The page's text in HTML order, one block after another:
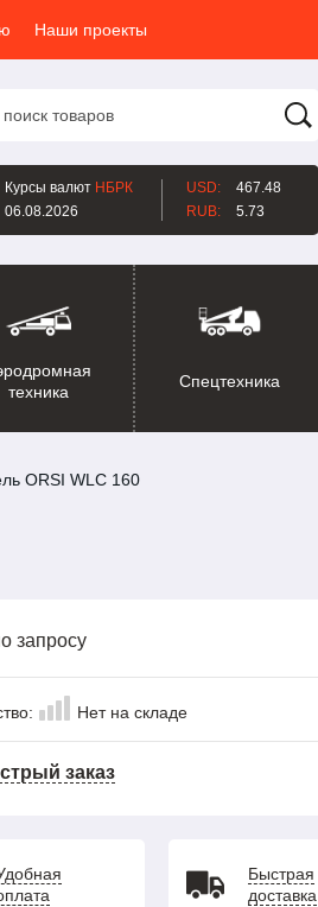
Наши проекты
Курсы валют НБРК
06.08.2026
USD:
467.48
RUB:
5.73
техника
Спецтехника
ORSI WLC 160
запросу
Нет на складе
заказ
Быстрая
доставка